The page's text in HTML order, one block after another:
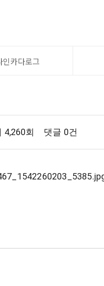
인카다로그
4,260회 댓글 0건